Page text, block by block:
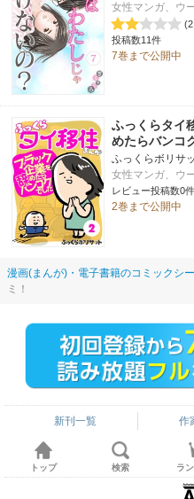
女性マンガ、ウ
投稿数11件
7巻まで公開中
ふっくらタイ
めたらバンコ
ふっくらボリサ
女性マンガ、ウ
レビュー投稿数0件
2巻まで公開中
漫画(まんが)・電子書籍のコミックシ
ミ！
新刊一覧 作
トップ 検索 ラ